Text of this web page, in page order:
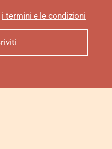
i termini e le condizioni